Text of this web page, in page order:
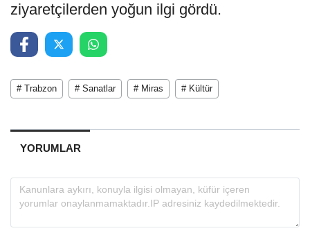
ziyaretçilerden yoğun ilgi gördü.
# Trabzon # Sanatlar # Miras # Kültür
YORUMLAR